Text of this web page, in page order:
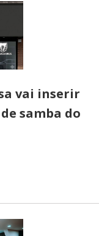
vai inserir
samba do